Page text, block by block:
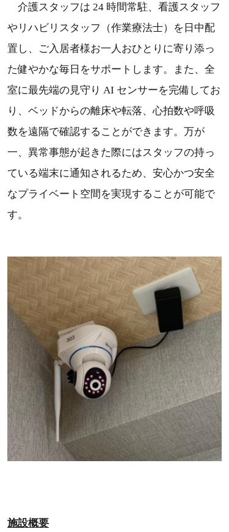
介護スタッフは 24 時間常駐、看護スタッフ
やリハビリスタッフ（作業療法士）を日中配
置し、ご入居者様お一人おひとりに寄り添っ
た健やかな毎日をサポートします。また、全
室に最先端の見守り AI センサーを完備してお
り、ベッドからの離床や転落、心拍数や呼吸
数を遠隔で確認することができます。万が
一、異常事態が起きた際にはスタッフの持っ
ている端末に通知されるため、安心かつ安全
なプライベート空間を実現することが可能で
す。
施設概要